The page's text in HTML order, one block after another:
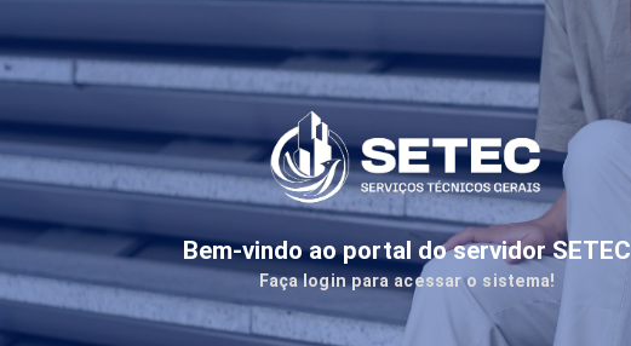
Bem-vindo ao portal do servidor SETEC
Faça login para acessar o sistema!